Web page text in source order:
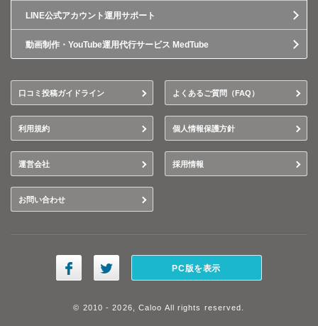
LINE公式アカウント運用サポート
動画制作・YouTube運用代行サービス MedTube
口コミ投稿ガイドライン よくあるご質問（FAQ）
利用規約 個人情報保護方針
運営会社 採用情報
お問い合わせ
PC版を表示
© 2010 - 2026, Caloo All rights reserved.